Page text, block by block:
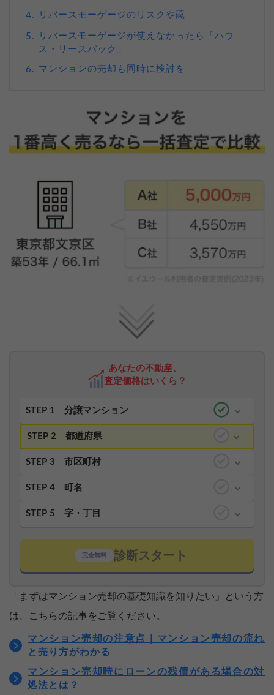
4. リバースモーゲージのリスクや罠
5.
リバースモーゲージが使えなかったら「ハウ
ス・リースバック」
6. マンションの売却も同時に検討を
あなたの不動産、
査定価格はいくら？
STEP 1 分譲マンション
STEP 2 都道府県
STEP 3 市区町村
STEP 4 町名
STEP 5 字・丁目
完全無料 診断スタート
「まずはマンション売却の基礎知識を知りたい」という方
は、こちらの記事をご覧ください。
マンション売却の注意点｜マンション売却の流れ
と売り方がわかる
マンション売却時にローンの残債がある場合の対
処法とは？